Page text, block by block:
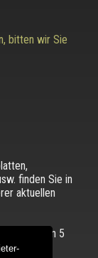
bitten wir Sie
finden Sie in
aktuellen
von 5